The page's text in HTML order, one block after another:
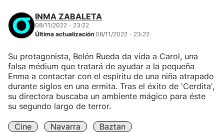
INMA ZABALETA
08/11/2022 - 23:22
Última actualización 08/11/2022 - 23:22
Su protagonista, Belén Rueda da vida a Carol, una
falsa médium que tratará de ayudar a la pequeña
Enma a contactar con el espíritu de una niña atrapado
durante siglos en una ermita. Tras el éxito de 'Cerdita',
su directora buscaba un ambiente mágico para éste
su segundo largo de terror.
Cine Navarra Baztan